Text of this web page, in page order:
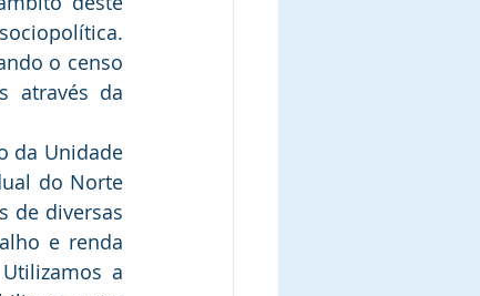
o censo
através da
da Unidade
do Norte
de diversas
e renda
a